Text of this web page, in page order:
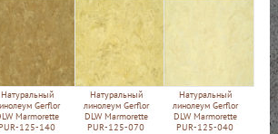
Натуральный
Gerflor
Marmorette
PUR-125-140
Натуральный
линолеум Gerflor
DLW Marmorette
PUR-125-070
Натуральный
линолеум Gerflor
DLW Marmorette
PUR-125-040